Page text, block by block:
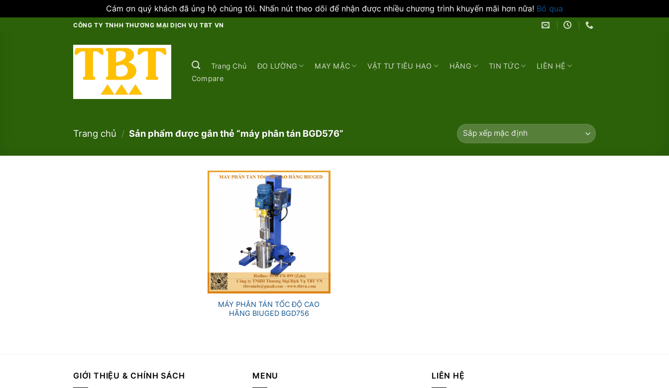
Cám ơn quý khách đã ủng hộ chúng tôi. Nhấn nút theo dõi để nhận được nhiều chương trình khuyến mãi hơn nữa! Bỏ qua
CÔNG TY TNHH THƯƠNG MẠI DỊCH VỤ TBT VN
Trang Chủ ĐO LƯỜNG MAY MẶC VẬT TƯ TIÊU HAO HÃNG TIN TỨC
LIÊN HỆ
Compare
Trang chủ / Sản phẩm được gắn thẻ “máy phân tán BGD576”
+
MÁY PHÂN TÁN TỐC ĐỘ CAO
HÃNG BIUGED BGD756
GIỚI THIỆU & CHÍNH SÁCH MENU LIÊN HỆ